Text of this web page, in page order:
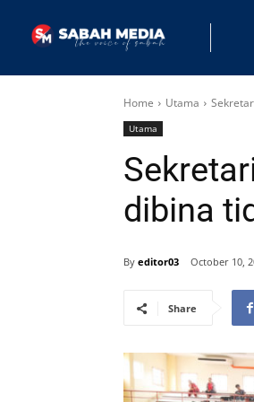
Home Utama
Utama
dibina
By editor03 October 10,
Share